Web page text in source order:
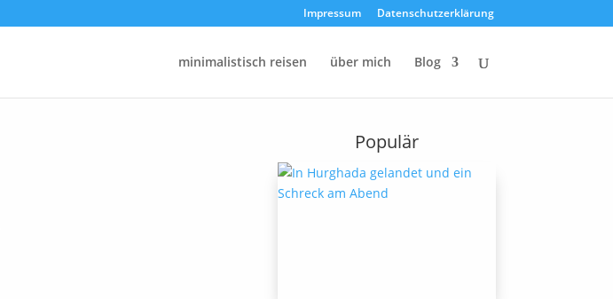
Impressum Datenschutzerklärung
minimalistisch reisen über mich Blog
Populär